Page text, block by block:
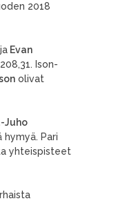
2018
ja Evan
Ison-
olivat
Juho
hymyä. Pari
yhteispisteet